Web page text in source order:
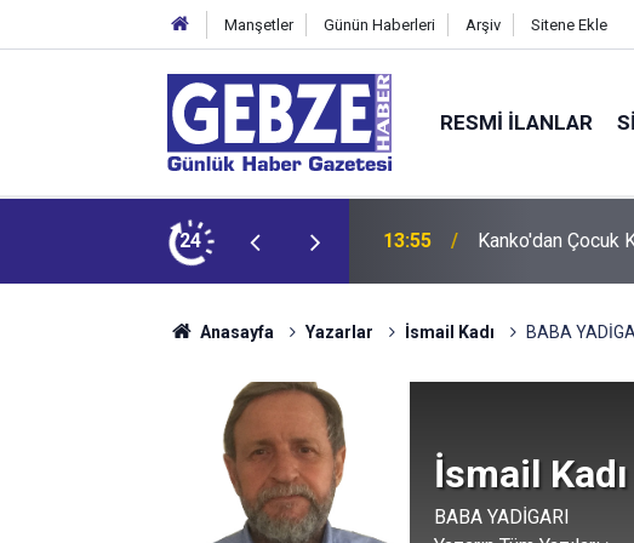
Manşetler Günün Haberleri Arşiv Sitene Ekle
RESMI İLANLAR
24 12:55 İzmit 95 Ebeveyn
Anasayfa Yazarlar İsmail Kadı BABA
İsmail Kadı
BABA YADİGARI